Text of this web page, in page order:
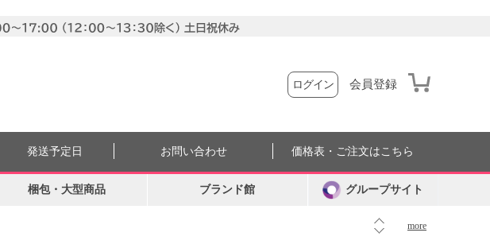
ログイン 会員登録
more
発送予定日 お問い合わせ 価格表・ご注文はこちら
梱包・大型商品 ブランド館 グループサイト